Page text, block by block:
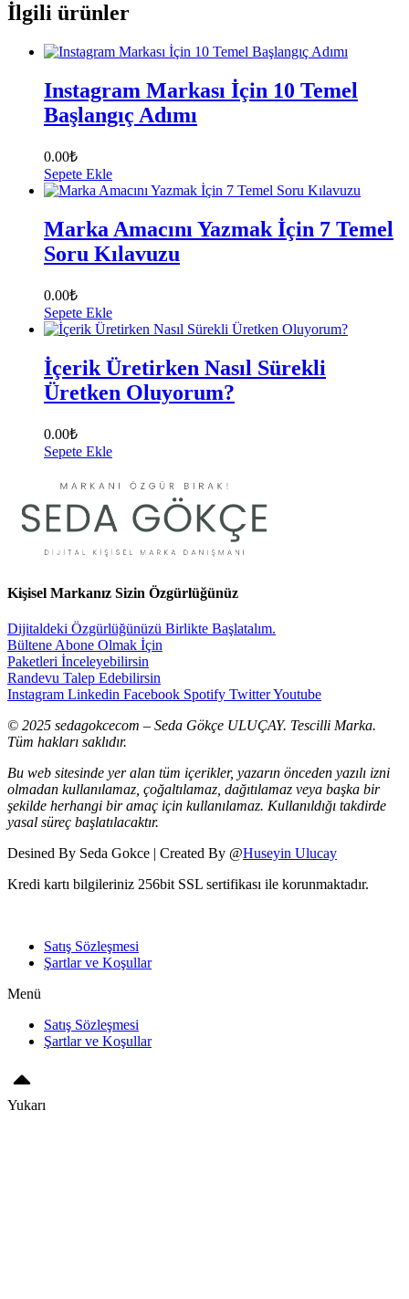
İlgili ürünler
Instagram Markası İçin 10 Temel
Başlangıç Adımı
0.00₺
Sepete Ekle
Marka Amacını Yazmak İçin 7 Temel
Soru Kılavuzu
0.00₺
Sepete Ekle
İçerik Üretirken Nasıl Sürekli
Üretken Oluyorum?
0.00₺
Sepete Ekle
Kişisel Markanız Sizin Özgürlüğünüz
Dijitaldeki Özgürlüğünüzü Birlikte Başlatalım.
Bültene Abone Olmak İçin
Paketleri İnceleyebilirsin
Randevu Talep Edebilirsin
Instagram Linkedin Facebook Spotify TwitterYoutube
© 2025 sedagokcecom – Seda Gökçe ULUÇAY. Tescilli Marka.
Tüm hakları saklıdır.
Bu web sitesinde yer alan tüm içerikler, yazarın önceden yazılı izni
olmadan kullanılamaz, çoğaltılamaz, dağıtılamaz veya başka bir
şekilde herhangi bir amaç için kullanılamaz. Kullanıldığı takdirde
yasal süreç başlatılacaktır.
Desined By Seda Gokce | Created By @Huseyin Ulucay
Kredi kartı bilgileriniz 256bit SSL sertifikası ile korunmaktadır.
Satış Sözleşmesi
Şartlar ve Koşullar
Menü
Satış Sözleşmesi
Şartlar ve Koşullar
Yukarı